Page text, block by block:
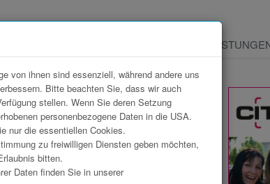
Download Weiterleiten
von ihnen sind essenziell, während andere uns
Bitte beachten Sie, dass wir auch
stellen. Wenn Sie deren Setzung
personenbezogene Daten in die USA.
nur die essentiellen Cookies.
zu freiwilligen Diensten geben möchten,
bitten.
Daten finden Sie in unserer